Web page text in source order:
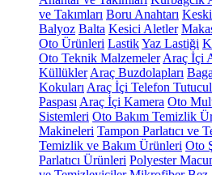
ve Takımları Boru Anahtarı
Balyoz Balta Kesici Aletler
Oto Ürünleri LastikYaz Lastiği
Oto Teknik Malzemeler Araç İçi
Küllükler Araç Buzdolapları
Kokuları Araç İçi Telefon
Paspası Araç İçi Kamera Oto
Sistemleri Oto Bakım Temizlik
Makineleri Tampon Parlatıcı ve
Temizlik ve Bakım Ürünleri Oto
Parlatıcı Ürünleri Polyester